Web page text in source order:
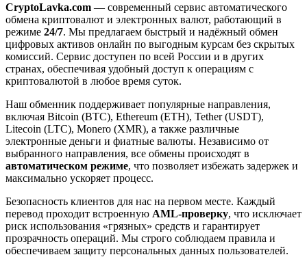
CryptoLavka.com — современный сервис автоматического
обмена криптовалют и электронных валют, работающий в
режиме 24/7. Мы предлагаем быстрый и надёжный обмен
цифровых активов онлайн по выгодным курсам без скрытых
комиссий. Сервис доступен по всей России и в других
странах, обеспечивая удобный доступ к операциям с
криптовалютой в любое время суток.
Наш обменник поддерживает популярные направления,
включая Bitcoin (BTC), Ethereum (ETH), Tether (USDT),
Litecoin (LTC), Monero (XMR), а также различные
электронные деньги и фиатные валюты. Независимо от
выбранного направления, все обмены происходят в
автоматическом режиме, что позволяет избежать задержек и
максимально ускоряет процесс.
Безопасность клиентов для нас на первом месте. Каждый
перевод проходит встроенную AML-проверку, что исключает
риск использования «грязных» средств и гарантирует
прозрачность операций. Мы строго соблюдаем правила и
обеспечиваем защиту персональных данных пользователей.